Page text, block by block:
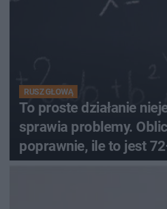
RUSZ GŁOWĄ
To proste działanie
sprawia problemy.
poprawnie, ile to jest